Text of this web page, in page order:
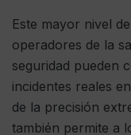
Este mayor nivel
operadores de la
seguridad pueden
incidentes reales
de la precisión
también permite a